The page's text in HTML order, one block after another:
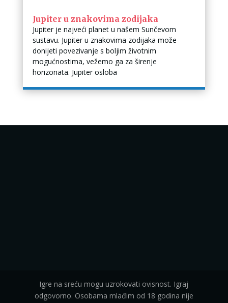
Jupiter u znakovima zodijaka
Jupiter je najveći planet u našem Sunčevom
sustavu. Jupiter u znakovima zodijaka može
donijeti povezivanje s boljim životnim
mogućnostima, vežemo ga za širenje
horizonata. Jupiter osloba
Igre na sreću mogu uzrokovati ovisnost. Igraj
odgovorno. Osobama mlađim od 18 godina nije